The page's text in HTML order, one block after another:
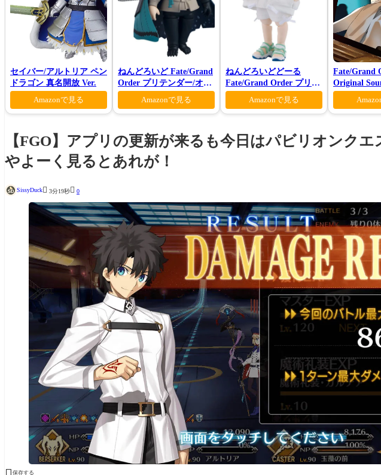
セイバー/アルトリア ペン
ドラゴン 真名開放 Ver.
Amazonで見る
ねんどろいど Fate/Grand
Order プリテンダー/オベ
ロン ヴォーティガーン
Amazonで見る
ねんどろいどどーる
Fate/Grand Order プリテ
ンダー/オベロン 爽やかサ
マー・プリンスVer.
Amazonで見る
Fate/Grand
Original
Ⅶ(初回仕様
【FGO】アプリの更新が来るも今日はパビリオンク
やよーく見るとあれが！
SissyDuck 3分19秒 0
保存する